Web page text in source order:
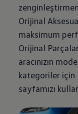
Orijinal
maksimum
Orijinal
aracınızın
kategoriler için
sayfamızı